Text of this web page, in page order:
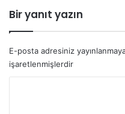
Bir yanıt yazın
E-posta adresiniz
işaretlenmişlerdir